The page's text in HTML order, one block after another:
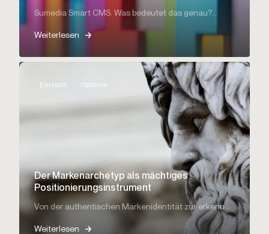
Sumedia Smart CMS. Was bedeutet das genau?...
Weiterlesen
Einsicht Optional
Der Markenarchetyp als mächtiges
Positionierungsinstrument
Von der authentischen Markenidentität zur erkenn...
Weiterlesen